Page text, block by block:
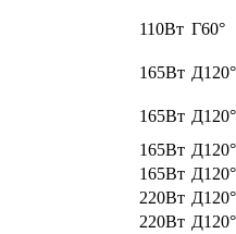
110Вт Г60°
165Вт Д120°
165Вт Д120°
165Вт Д120°
165Вт Д120°
220Вт Д120°
220Вт Д120°